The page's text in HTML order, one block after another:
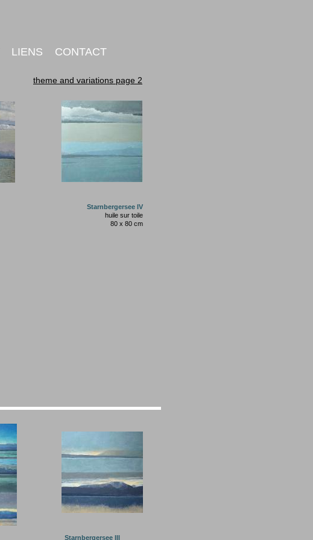
Starnbergersee IV
huile sur toile
80 x 80 cm
Starnbergersee III
theme and variations page 2
LIENS CONTACT